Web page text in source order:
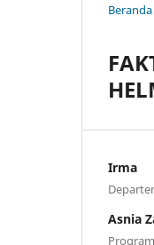
Beranda
Irma
Asnia